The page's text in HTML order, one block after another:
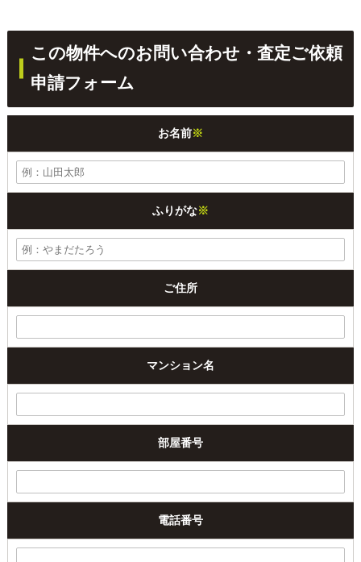
この物件へのお問い合わせ・査定ご依頼
申請フォーム
お名前※
ふりがな※
ご住所
マンション名
部屋番号
電話番号